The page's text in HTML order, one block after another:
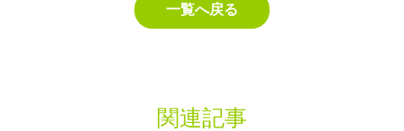
一覧へ戻る
関連記事